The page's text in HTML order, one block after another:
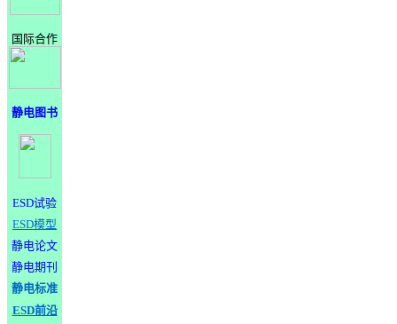
国际合作
静电图书
ESD试验
ESD模型
静电论文
静电期刊
静电标准
ESD前沿